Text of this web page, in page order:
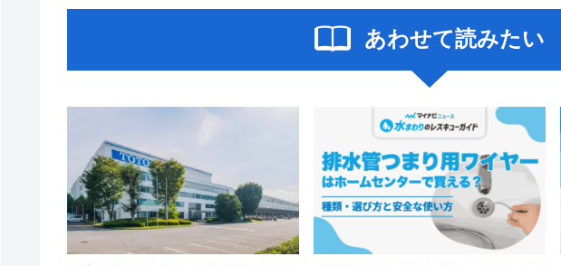
あわせて読みたい